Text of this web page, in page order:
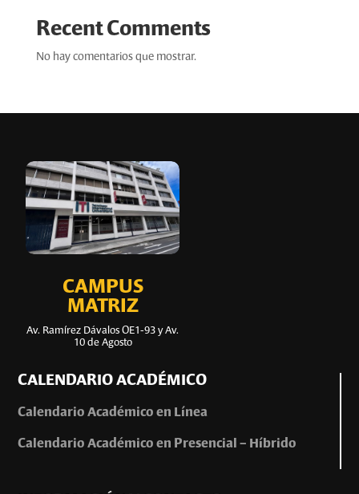
Recent Comments
No hay comentarios que mostrar.
CAMPUS
MATRIZ
Av. Ramírez Dávalos OE1-93 y Av.
10 de Agosto
CALENDARIO ACADÉMICO
Calendario Académico en Línea
Calendario Académico en Presencial – Híbrido